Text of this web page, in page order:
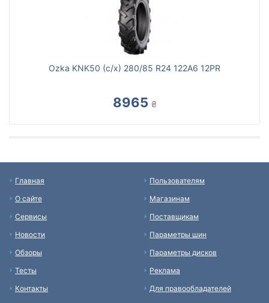
Ozka KNK50 (с/х) 280/85 R24 122A6 12PR
8965 ₴
Главная
О сайте
Сервисы
Новости
Обзоры
Тесты
Контакты
Пользователям
Магазинам
Поставщикам
Параметры шин
Параметры дисков
Реклама
Для правообладателей